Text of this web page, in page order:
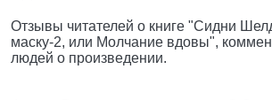
Отзывы читателей о книге "Сидни
маску-2, или Молчание вдовы",
людей о произведении.